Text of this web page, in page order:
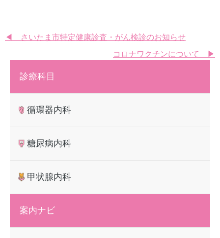
投
稿
ビ
◀ さいたま市特定健康診査・がん検診のお知らせ
コロナワクチンについて ▶
診療科目
循環器内科
糖尿病内科
甲状腺内科
案内ナビ